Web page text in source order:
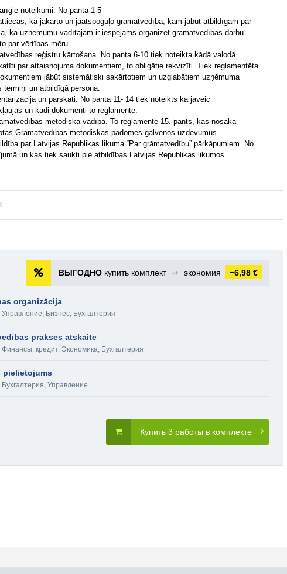
noteikumi. No panta 1-5
kā jākārto un jāatspoguļo grāmatvedība, kam jābūt atbildīgam par
kā uzņēmumu vadītājam ir iespējams organizēt grāmatvedības darbu
par vērtības mēru.
reģistru kārtošana. No panta 6-10 tiek noteikta kādā valodā
par attaisnojuma dokumentiem, to obligātie rekvizīti. Tiek reglamentēta
jābūt sistemātiski sakārtotiem un uzglabātiem uzņēmuma
un atbildīgā persona.
un pārskati. No panta 11- 14 tiek noteikts kā jāveic
un kādi dokumenti to reglamentē.
metodiskā vadība. To reglamentē 15. pants, kas nosaka
Grāmatvedības metodiskās padomes galvenos uzdevumus.
par Latvijas Republikas likuma “Par grāmatvedību” pārkāpumiem. No
un kas tiek saukti pie atbildības Latvijas Republikas likumos
ВЫГОДНО купить комплект ➞ экономия −6,98 €
organizācija
Управление, Бизнес, Бухгалтерия
prakses atskaite
Финансы, кредит, Экономика, Бухгалтерия
pielietojums
Бухгалтерия, Управление
Купить 3 работы в комплекте